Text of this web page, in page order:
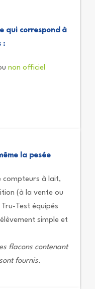
qui correspond à
:
non officiel
la pesée
compteurs à lait,
(à la vente ou
Test équipés
simple et
flacons contenant
fournis.